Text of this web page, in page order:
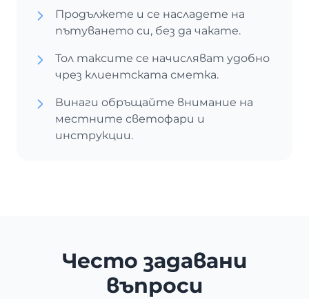
Продължете и се насладете на
пътуването си, без да чакате.
Тол таксите се начисляват удобно
чрез клиентската сметка.
Винаги обръщайте внимание на
местните светофари и
инструкции.
Често задавани
въпроси